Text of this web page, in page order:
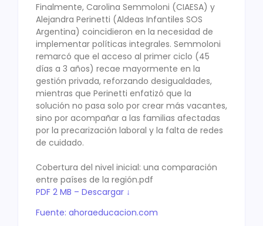
Finalmente, Carolina Semmoloni (CIAESA) y
Alejandra Perinetti (Aldeas Infantiles SOS
Argentina) coincidieron en la necesidad de
implementar políticas integrales. Semmoloni
remarcó que el acceso al primer ciclo (45
días a 3 años) recae mayormente en la
gestión privada, reforzando desigualdades,
mientras que Perinetti enfatizó que la
solución no pasa solo por crear más vacantes,
sino por acompañar a las familias afectadas
por la precarización laboral y la falta de redes
de cuidado.
Cobertura del nivel inicial: una comparación
entre países de la región.pdf
PDF 2 MB – Descargar ↓
Fuente: ahoraeducacion.com